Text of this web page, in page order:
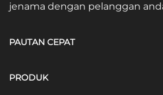
jenama dengan pelanggan
PAUTAN CEPAT
PRODUK